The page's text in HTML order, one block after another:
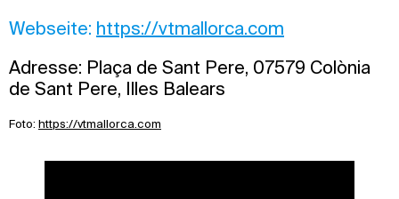
Webseite: https://vtmallorca.com
Adresse: Plaça de Sant Pere, 07579 Colònia
de Sant Pere, Illes Balears
Foto: https://vtmallorca.com